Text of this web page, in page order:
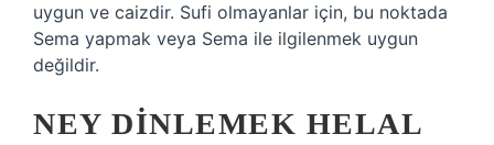
uygun ve caizdir. Sufi olmayanlar için, bu noktada
Sema yapmak veya Sema ile ilgilenmek uygun
değildir.
NEY DINLEMEK HELAL